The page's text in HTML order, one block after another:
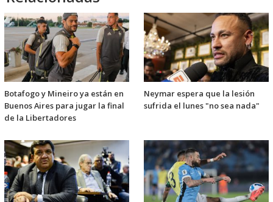
Botafogo y Mineiro ya están en
Buenos Aires para jugar la final
de la Libertadores
Neymar espera que la lesión
sufrida el lunes "no sea nada"